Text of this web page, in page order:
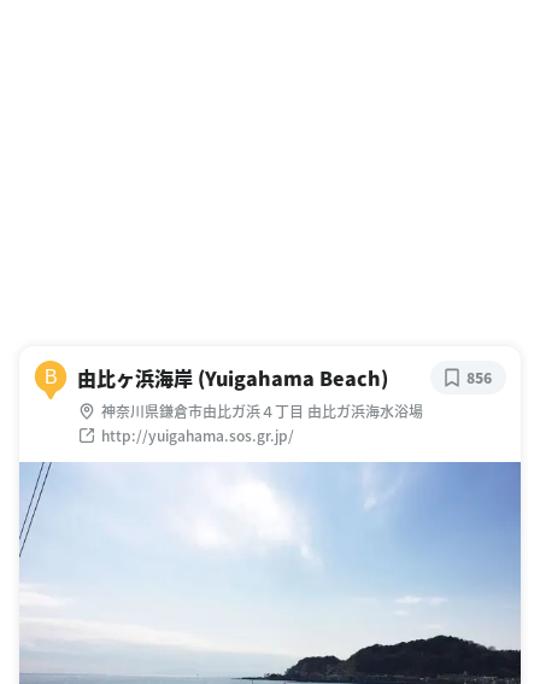
B 由比ヶ浜海岸 (Yuigahama Beach)
神奈川県鎌倉市由比ガ浜４丁目 由比ガ浜海水浴場
http://yuigahama.sos.gr.jp/
856